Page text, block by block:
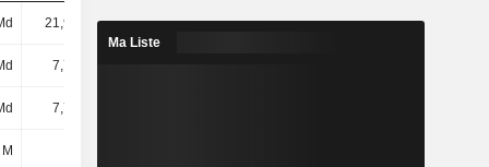
21,92 Md 35,16 Md 50,29 Md
7,71 Md
7,71 Md
Ma Liste